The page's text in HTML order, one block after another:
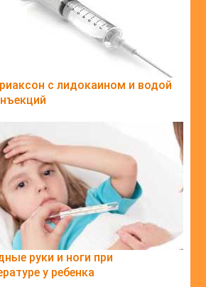
с лидокаином и водой
руки и ноги при
у ребенка